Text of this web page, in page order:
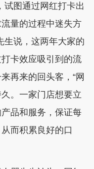
图通过网红打卡出
量的过程中迷失方
生说，这两年大家的
卡效应吸引到的流
再来的回头客，“网
。一家门店想要立
品和服务，保证每
而积累良好的口